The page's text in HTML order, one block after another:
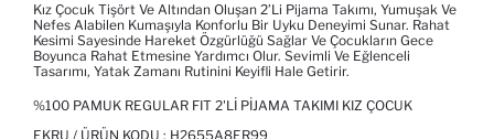
Kız Çocuk Tişört Ve Altından Oluşan 2’li Pijama Takımı, Yumuşak Ve
Nefes Alabilen Kumaşıyla Konforlu Bir Uyku Deneyimi Sunar. Rahat
Kesimi Sayesinde Hareket Özgürlüğü Sağlar Ve Çocukların Gece
Boyunca Rahat Etmesine Yardımcı Olur. Sevimli Ve Eğlenceli
Tasarımı, Yatak Zamanı Rutinini Keyifli Hale Getirir.
%100 PAMUK REGULAR FIT 2'LI PIJAMA TAKIMI KIZ ÇOCUK
EKRU / ÜRÜN KODU : H2655A8ER99